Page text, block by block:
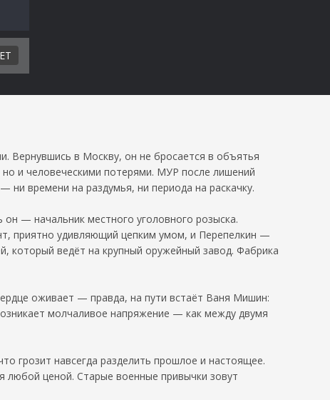
Вернувшись в Москву, он не бросается в объятья
и человеческими потерями. МУР после лишений
ни времени на раздумья, ни периода на раскачку.
— начальник местного уголовного розыска.
приятно удивляющий цепким умом, и Перепелкин —
который ведёт на крупный оружейный завод. Фабрика
оживает — правда, на пути встаёт Ваня Мишин:
молчаливое напряжение — как между двумя
грозит навсегда разделить прошлое и настоящее.
любой ценой. Старые военные привычки зовут